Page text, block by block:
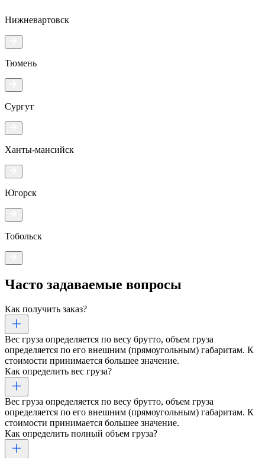
Нижневартовск
Тюмень
Сургут
Ханты-мансийск
Югорск
Тобольск
Часто задаваемые вопросы
Как получить заказ?
Вес груза определяется по весу брутто, объем груза
определяется по его внешним (прямоугольным) габаритам. К
стоимости принимается большее значение.
Как определить вес груза?
Вес груза определяется по весу брутто, объем груза
определяется по его внешним (прямоугольным) габаритам. К
стоимости принимается большее значение.
Как определить полный объем груза?